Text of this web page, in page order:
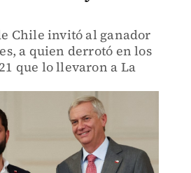
Chile invitó al ganador
a quien derrotó en los
que lo llevaron a La